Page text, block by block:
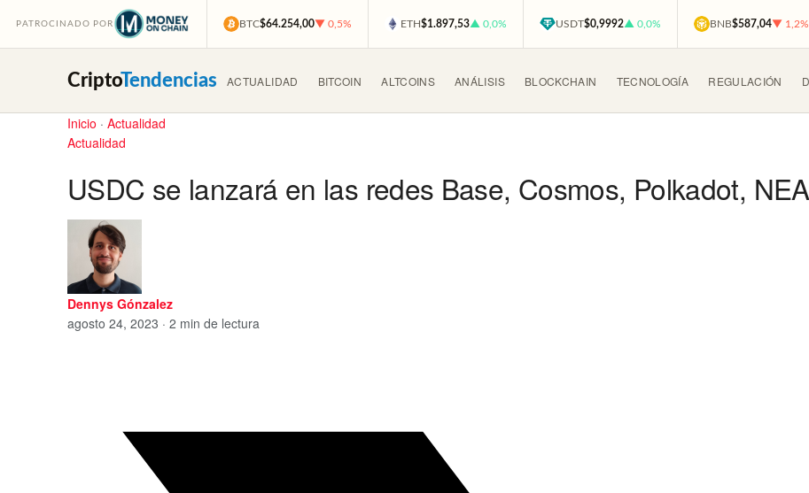
PATROCINADO POR BTC$64.254,00▼ 0,5% ETH$1.897,53▲ 0,0% USDT$0,9992▲ 0,0% BNB$587,04▼ 1,2%
CriptoTendencias ACTUALIDAD BITCOIN ALTCOINS ANÁLISIS BLOCKCHAIN TECNOLOGÍA REGULACIÓN
Inicio · Actualidad
Actualidad
USDC se lanzará en las redes Base, Cosmos, Polkadot,
Dennys Gónzalez
agosto 24, 2023 · 2 min de lectura